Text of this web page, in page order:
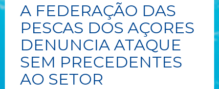
A FEDERAÇÃO DAS
PESCAS DOS AÇORES
DENUNCIA ATAQUE
SEM PRECEDENTES
AO SETOR